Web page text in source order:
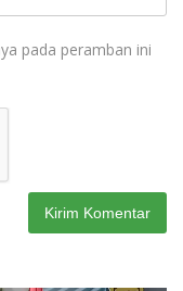
pada peramban ini